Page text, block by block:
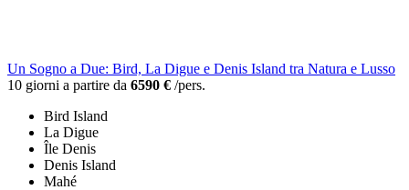
Un Sogno a Due: Bird, La Digue e Denis Island tra Natura e Lusso
10 giorni a partire da 6590 € /pers.
Bird Island
La Digue
Île Denis
Denis Island
Mahé